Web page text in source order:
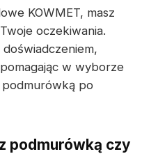
KOWMET, masz
oczekiwania.
w wyborze
podmurówką po
podmurówką czy